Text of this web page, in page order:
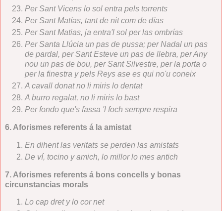
Per Sant Vicens lo sol entra pels torrents
Per Sant Matías, tant de nit com de días
Per Sant Matias, ja entra'l sol per las ombrías
Per Santa Llúcia un pas de pussa; per Nadal un pas
de pardal, per Sant Esteve un pas de llebra, per Any
nou un pas de bou, per Sant Silvestre, per la porta o
per la finestra y pels Reys ase es qui no'u coneix
A cavall donat no li miris lo dentat
A burro regalat, no li miris lo bast
Per fondo que's fassa 'l foch sempre respira
6. Aforismes referents á la amistat
En dihent las veritats se perden las amistats
De ví, tocino y amich, lo millor lo mes antich
7. Aforismes referents á bons concells y bonas
circunstancias morals
Lo cap dret y lo cor net